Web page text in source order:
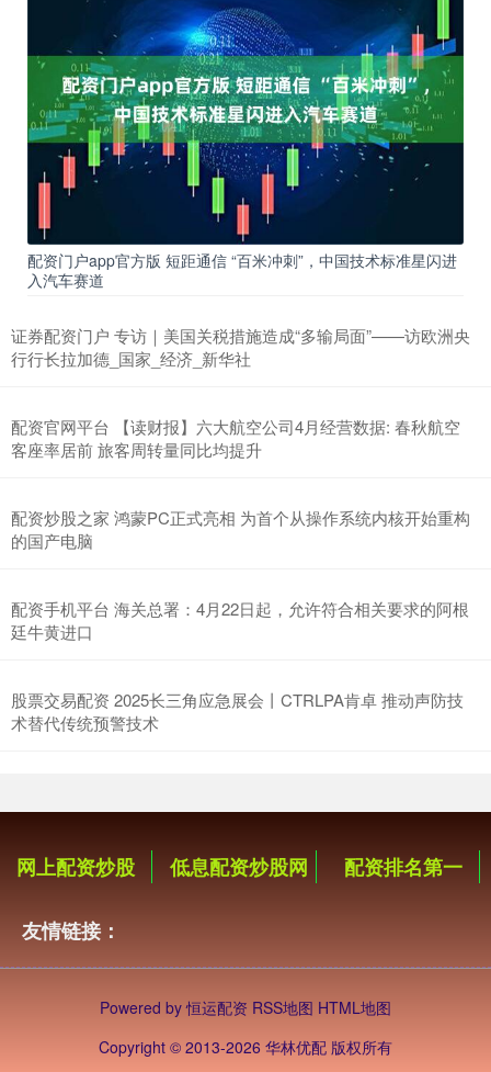
配资门户app官方版 短距通信 “百米冲刺”，中国技术标准星闪进
入汽车赛道
证券配资门户 专访｜美国关税措施造成“多输局面”——访欧洲央
行行长拉加德_国家_经济_新华社
配资官网平台 【读财报】六大航空公司4月经营数据: 春秋航空
客座率居前 旅客周转量同比均提升
配资炒股之家 鸿蒙PC正式亮相 为首个从操作系统内核开始重构
的国产电脑
配资手机平台 海关总署：4月22日起，允许符合相关要求的阿根
廷牛黄进口
股票交易配资 2025长三角应急展会丨CTRLPA肯卓 推动声防技
术替代传统预警技术
网上配资炒股 低息配资炒股网 配资排名第一
友情链接：
Powered by恒运配资 RSS地图 HTML地图
Copyright © 2013-2026 华林优配 版权所有